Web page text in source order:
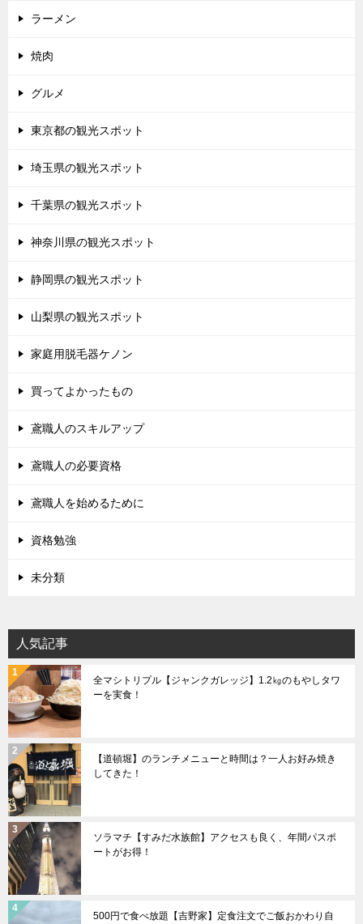
ラーメン
焼肉
グルメ
東京都の観光スポット
埼玉県の観光スポット
千葉県の観光スポット
神奈川県の観光スポット
静岡県の観光スポット
山梨県の観光スポット
家庭用脱毛器ケノン
買ってよかったもの
鳶職人のスキルアップ
鳶職人の必要資格
鳶職人を始めるために
資格勉強
未分類
人気記事
全マシトリプル【ジャンクガレッジ】1.2㎏のもやしタワ
ーを実食！
【道頓堀】のランチメニューと時間は？一人お好み焼き
してきた！
ソラマチ【すみだ水族館】アクセスも良く、年間パスポ
ートがお得！
500円で食べ放題【吉野家】定食注文でご飯おかわり自